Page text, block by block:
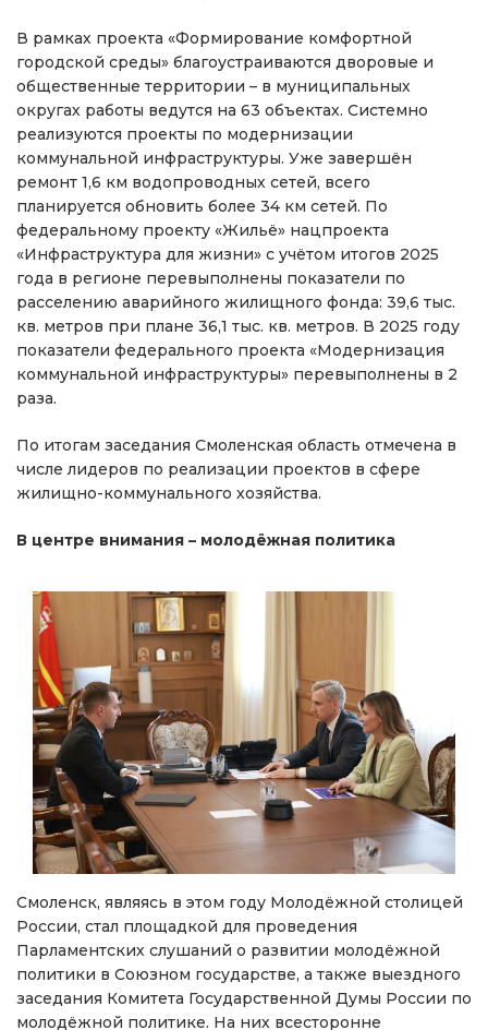
В рамках проекта «Формирование комфортной
городской среды» благоустраиваются дворовые и
общественные территории – в муниципальных
округах работы ведутся на 63 объектах. Системно
реализуются проекты по модернизации
коммунальной инфраструктуры. Уже завершён
ремонт 1,6 км водопроводных сетей, всего
планируется обновить более 34 км сетей. По
федеральному проекту «Жильё» нацпроекта
«Инфраструктура для жизни» с учётом итогов 2025
года в регионе перевыполнены показатели по
расселению аварийного жилищного фонда: 39,6 тыс.
кв. метров при плане 36,1 тыс. кв. метров. В 2025 году
показатели федерального проекта «Модернизация
коммунальной инфраструктуры» перевыполнены в 2
раза.
По итогам заседания Смоленская область отмечена в
числе лидеров по реализации проектов в сфере
жилищно-коммунального хозяйства.
В центре внимания – молодёжная политика
Смоленск, являясь в этом году Молодёжной столицей
России, стал площадкой для проведения
Парламентских слушаний о развитии молодёжной
политики в Союзном государстве, а также выездного
заседания Комитета Государственной Думы России по
молодёжной политике. На них всесторонне